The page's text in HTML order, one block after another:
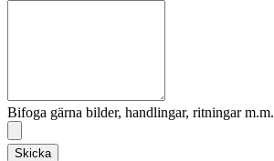
Bifoga gärna bilder, handlingar, ritningar m.m.
Skicka